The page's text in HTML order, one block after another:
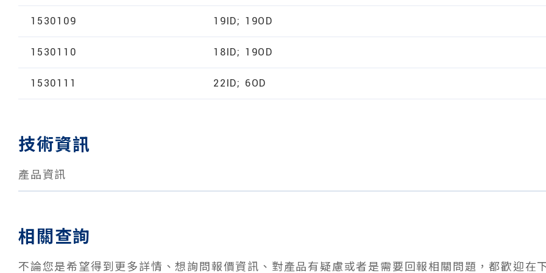
1530109 19ID; 19OD
1530110 18ID; 19OD
1530111 22ID; 6OD
技術資訊
產品資訊
相關查詢
不論您是希望得到更多詳情、想詢問報價資訊、對產品有疑慮或者是需要回報相關問題，都歡迎在